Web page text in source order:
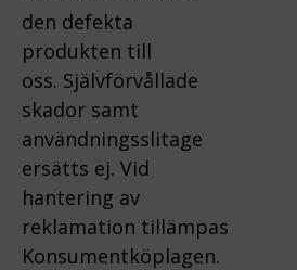
den defekta
produkten till
oss. Självförvållade
skador samt
användningsslitage
ersätts ej. Vid
hantering av
reklamation tillämpas
Konsumentköplagen.